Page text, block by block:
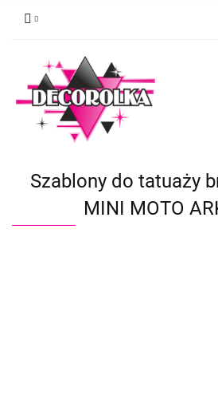
Szablony do tatuaży
MINI MOTO